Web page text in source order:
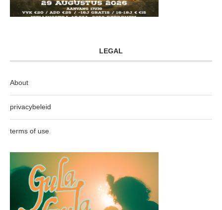
LEGAL
About
privacybeleid
terms of use